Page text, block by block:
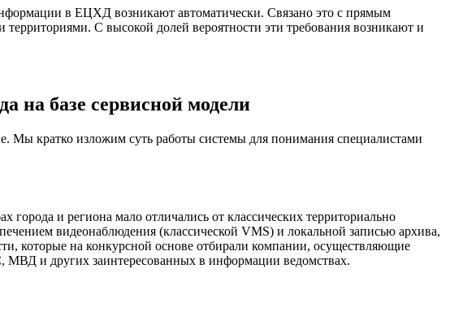
в ЕЦХД возникают автоматически. Связано это с прямым
С высокой долей вероятности эти требования возникают и
на базе сервисной модели
Мы кратко изложим суть работы системы для понимания специалистами
и региона мало отличались от классических территориально
видеонаблюдения (классической VMS) и локальной записью архива,
которые на конкурсной основе отбирали компании, осуществляющие
МВД и других заинтересованных в информации ведомствах.